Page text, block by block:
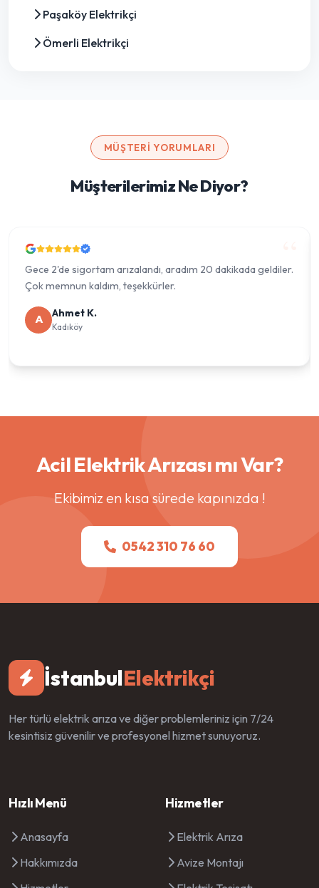
Paşaköy Elektrikçi
Ömerli Elektrikçi
MÜŞTERI YORUMLARI
Müşterilerimiz Ne Diyor?
Gece 2'de sigortam arızalandı, aradım 20 dakikada geldiler.
Çok memnun kaldım, teşekkürler.
A Ahmet K.
Kadıköy
Acil Elektrik Arızası mı Var?
Ekibimiz en kısa sürede kapınızda !
0542 310 76 60
İstanbulElektrikçi
Her türlü elektrik arıza ve diğer problemleriniz için 7/24
kesintisiz güvenilir ve profesyonel hizmet sunuyoruz.
Hızlı Menü
Anasayfa
Hakkımızda
Hizmetler
Elektrik Arıza
Avize Montajı